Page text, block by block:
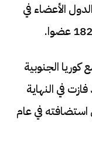
الأعضاء في
كوريا الجنوبية
في النهاية
استضافته في عام